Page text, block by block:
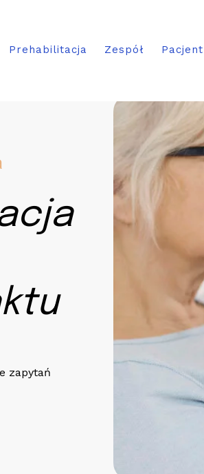
Prehabilitacja Zespół Pacjent
zapytań